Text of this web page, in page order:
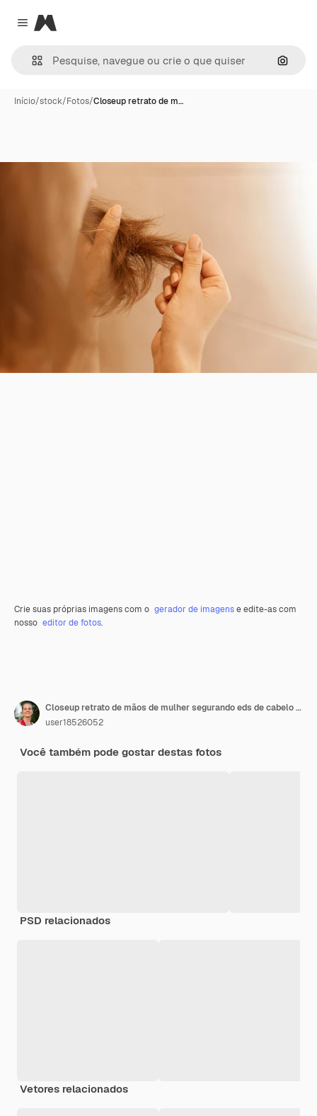
Close menu
Magnific
Início/stock/Fotos/Closeup retrato de m…
Crie suas próprias imagens com o gerador de imagense edite-as com
nosso editor de fotos.
Closeup retrato de mãos de mulher segurando eds de cabelo danificado e seco, tendo problema de tricologia.
user18526052
Você também pode gostar destas fotos
PSD relacionados
Vetores relacionados